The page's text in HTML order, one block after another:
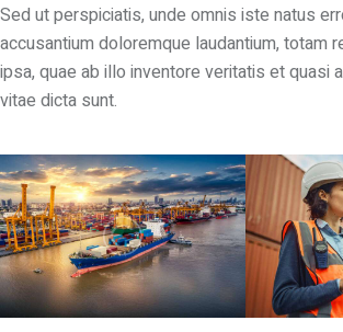
Sed ut perspiciatis, unde omnis iste natus
accusantium doloremque laudantium, totam
ipsa, quae ab illo inventore veritatis et quasi
vitae dicta sunt.